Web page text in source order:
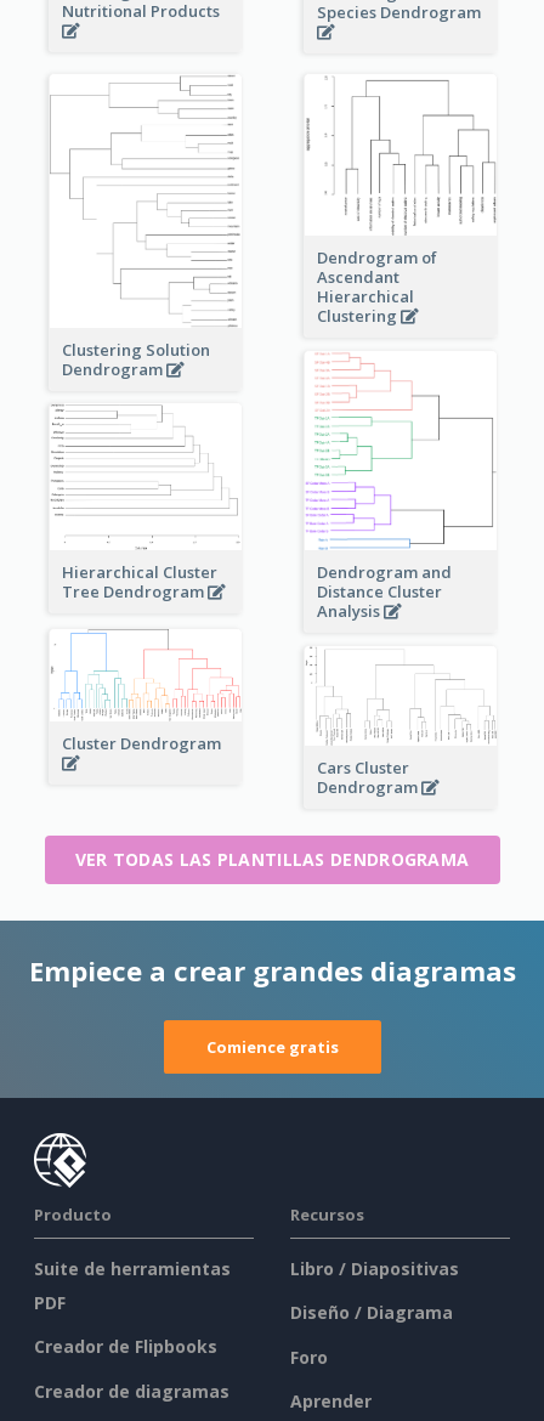
Nutritional Products
Species Dendrogram
Clustering Solution
Dendrogram
Dendrogram of
Ascendant
Hierarchical
Clustering
Dendrogram and
Distance Cluster
Analysis
Hierarchical Cluster
Tree Dendrogram
Cluster Dendrogram
Cars Cluster
Dendrogram
VER TODAS LAS PLANTILLAS DENDROGRAMA
Empiece a crear grandes diagramas
Comience gratis
Producto
Suite de herramientas
PDF
Creador de Flipbooks
Creador de diagramas
Recursos
Libro / Diapositivas
Diseño / Diagrama
Foro
Aprender